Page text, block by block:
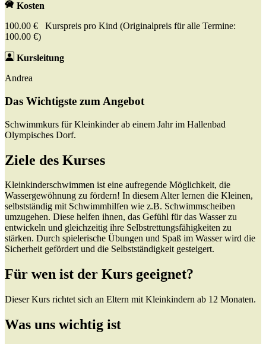
Kosten
100.00 € Kurspreis pro Kind (Originalpreis für alle Termine:
100.00 €)
Kursleitung
Andrea
Das Wichtigste zum Angebot
Schwimmkurs für Kleinkinder ab einem Jahr im Hallenbad
Olympisches Dorf.
Ziele des Kurses
Kleinkinderschwimmen ist eine aufregende Möglichkeit, die
Wassergewöhnung zu fördern! In diesem Alter lernen die Kleinen,
selbstständig mit Schwimmhilfen wie z.B. Schwimmscheiben
umzugehen. Diese helfen ihnen, das Gefühl für das Wasser zu
entwickeln und gleichzeitig ihre Selbstrettungsfähigkeiten zu
stärken. Durch spielerische Übungen und Spaß im Wasser wird die
Sicherheit gefördert und die Selbstständigkeit gesteigert.
Für wen ist der Kurs geeignet?
Dieser Kurs richtet sich an Eltern mit Kleinkindern ab 12 Monaten.
Was uns wichtig ist